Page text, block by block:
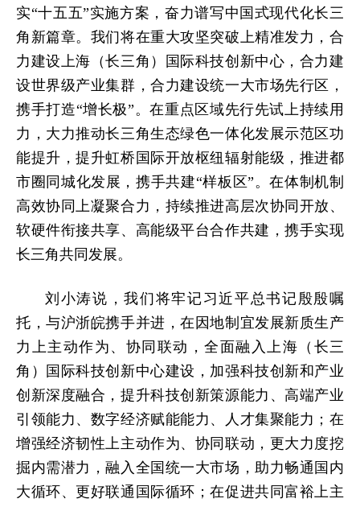
实“十五五”实施方案，奋力谱写中国式现代化长三
角新篇章。我们将在重大攻坚突破上精准发力，合
力建设上海（长三角）国际科技创新中心，合力建
设世界级产业集群，合力建设统一大市场先行区，
携手打造“增长极”。在重点区域先行先试上持续用
力，大力推动长三角生态绿色一体化发展示范区功
能提升，提升虹桥国际开放枢纽辐射能级，推进都
市圈同城化发展，携手共建“样板区”。在体制机制
高效协同上凝聚合力，持续推进高层次协同开放、
软硬件衔接共享、高能级平台合作共建，携手实现
长三角共同发展。
刘小涛说，我们将牢记习近平总书记殷殷嘱
托，与沪浙皖携手并进，在因地制宜发展新质生产
力上主动作为、协同联动，全面融入上海（长三
角）国际科技创新中心建设，加强科技创新和产业
创新深度融合，提升科技创新策源能力、高端产业
引领能力、数字经济赋能能力、人才集聚能力；在
增强经济韧性上主动作为、协同联动，更大力度挖
掘内需潜力，融入全国统一大市场，助力畅通国内
大循环、更好联通国际循环；在促进共同富裕上主